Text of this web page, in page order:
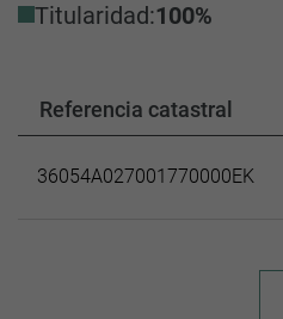
Titularidad:100%
Referencia catastral
36054A027001770000EK